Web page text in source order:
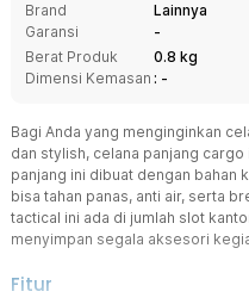
Brand
Lainnya
Garansi
-
Berat Produk
0.8 kg
Dimensi Kemasan : -
Bagi Anda yang menginginkan
dan stylish, celana panjang
panjang ini dibuat dengan bahan
bisa tahan panas, anti air, serta
tactical ini ada di jumlah slot
menyimpan segala aksesori
Fitur